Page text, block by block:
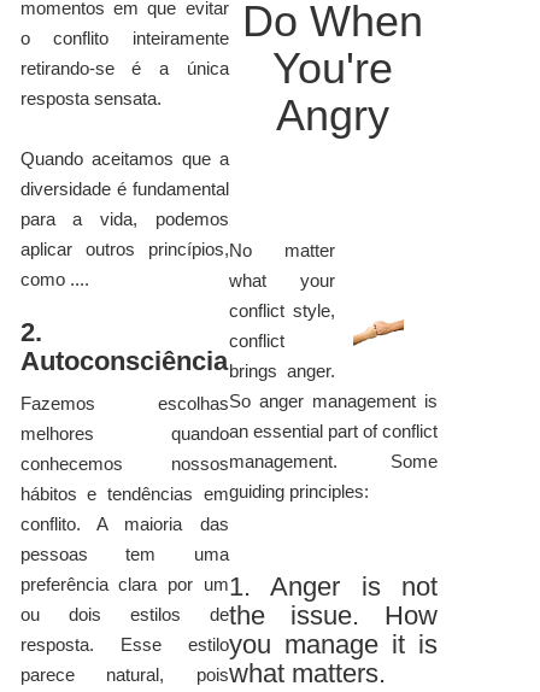
momentos em que evitar
o conflito inteiramente
retirando-se é a única
resposta sensata.
Quando aceitamos que a
diversidade é fundamental
para a vida, podemos
aplicar outros princípios,
como ....
2.
Autoconsciência
Fazemos escolhas
melhores quando
conhecemos nossos
hábitos e tendências em
conflito. A maioria das
pessoas tem uma
preferência clara por um
ou dois estilos de
resposta. Esse estilo
parece natural, pois
Do When
You're
Angry
No matter
what your
conflict style,
conflict
brings anger.
So anger management is
an essential part of conflict
management. Some
guiding principles:
1. Anger is not
the issue. How
you manage it is
what matters.